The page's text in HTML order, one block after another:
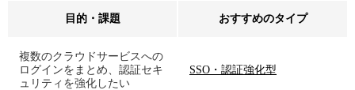
目的・課題 おすすめのタイプ
複数のクラウドサービスへの
ログインをまとめ、認証セキ
ュリティを強化したい
SSO・認証強化型